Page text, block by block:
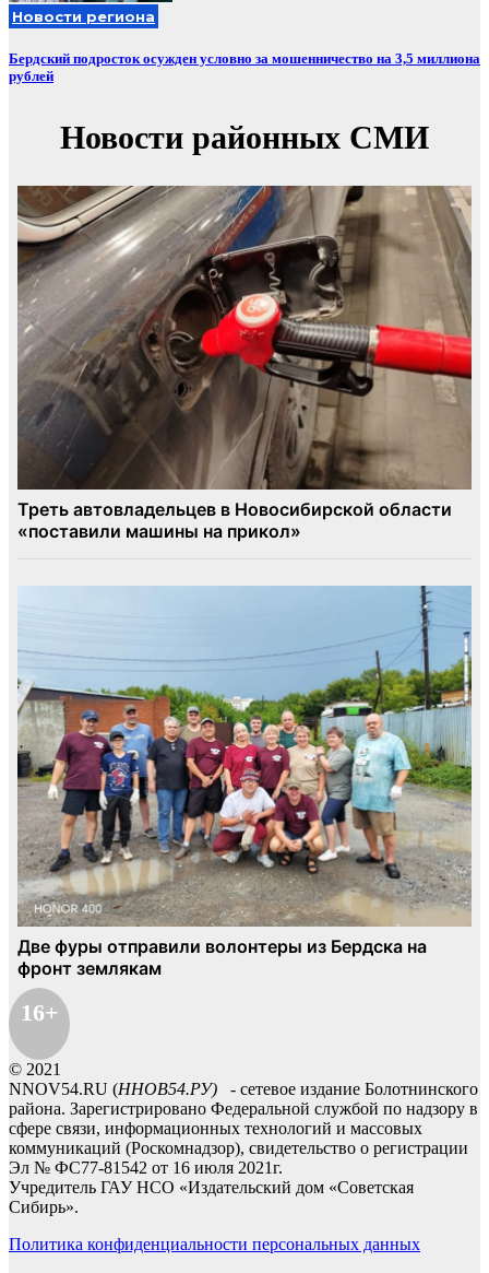
Новости региона
Бердский подросток осужден условно за мошенничество на 3,5 миллиона
рублей
16+
© 2021
NNOV54.RU (ННОВ54.РУ) - сетевое издание Болотнинского
района. Зарегистрировано Федеральной службой по надзору в
сфере связи, информационных технологий и массовых
коммуникаций (Роскомнадзор), свидетельство о регистрации
Эл № ФС77-81542 от 16 июля 2021г.
Учредитель ГАУ НСО «Издательский дом «Советская
Сибирь».
Политика конфиденциальности персональных данных